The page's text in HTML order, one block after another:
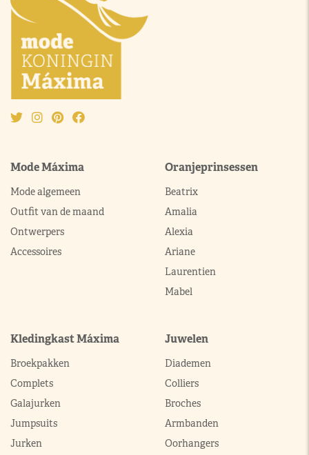
Mode Máxima
Mode algemeen
Outfit van de maand
Ontwerpers
Accessoires
Oranjeprinsessen
Beatrix
Amalia
Alexia
Ariane
Laurentien
Mabel
Kledingkast Máxima
Broekpakken
Complets
Galajurken
Jumpsuits
Jurken
Juwelen
Diademen
Colliers
Broches
Armbanden
Oorhangers